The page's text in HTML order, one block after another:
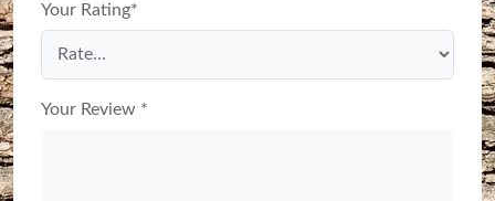
Your Rating*
Your Review *